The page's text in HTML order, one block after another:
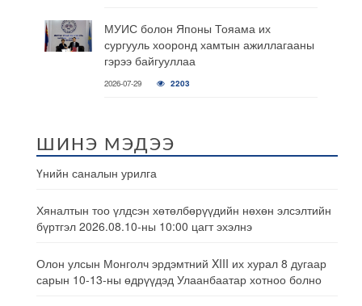
МУИС болон Японы Тояама их
сургууль хооронд хамтын ажиллагааны
гэрээ байгууллаа
2026-07-29 2203
ШИНЭ МЭДЭЭ
Үнийн саналын урилга
Хяналтын тоо үлдсэн хөтөлбөрүүдийн нөхөн элсэлтийн
бүртгэл 2026.08.10-ны 10:00 цагт эхэлнэ
Олон улсын Монголч эрдэмтний XIII их хурал 8 дугаар
сарын 10-13-ны өдрүүдэд Улаанбаатар хотноо болно